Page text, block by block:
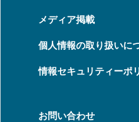
メディア掲載
個人情報の取り扱いに
情報セキュリティーポ
お問い合わせ